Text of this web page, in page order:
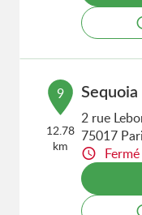
9
12.78
km
2 rue
75017